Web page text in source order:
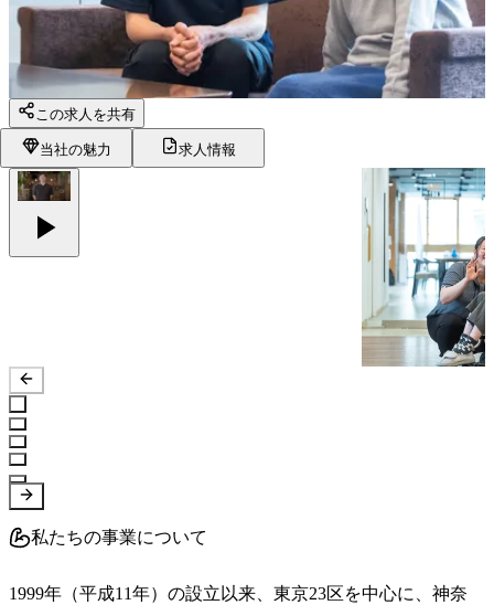
この求人を共有
当社の魅力 求人情報
私たちの事業について
1999年（平成11年）の設立以来、東京23区を中心に、神奈